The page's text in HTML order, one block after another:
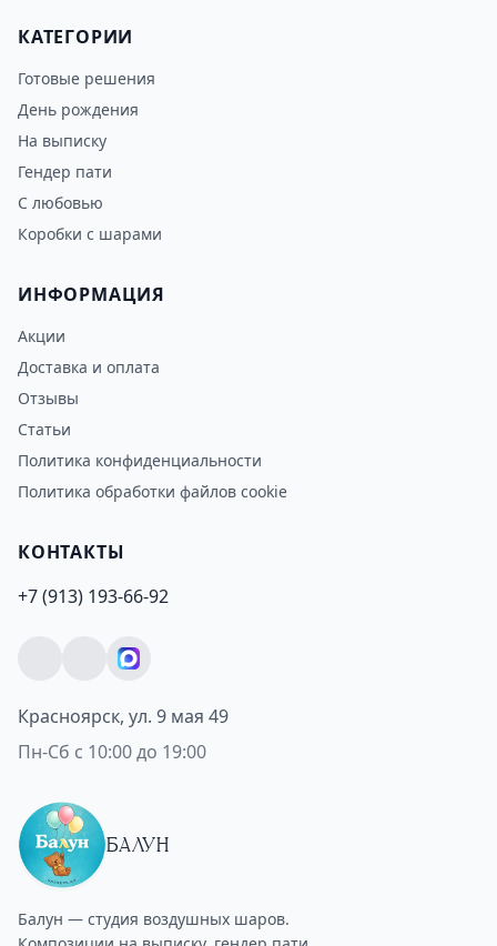
КАТЕГОРИИ
Готовые решения
День рождения
На выписку
Гендер пати
С любовью
Коробки с шарами
ИНФОРМАЦИЯ
Акции
Доставка и оплата
Отзывы
Статьи
Политика конфиденциальности
Политика обработки файлов cookie
КОНТАКТЫ
+7 (913) 193-66-92
Красноярск, ул. 9 мая 49
Пн-Сб с 10:00 до 19:00
БАЛУН
Балун — студия воздушных шаров.